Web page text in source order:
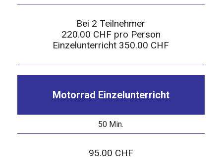
Bei 2 Teilnehmer
220.00 CHF pro Person
Einzelunterricht 350.00 CHF
Motorrad Einzelunterricht
50 Min.
95.00 CHF